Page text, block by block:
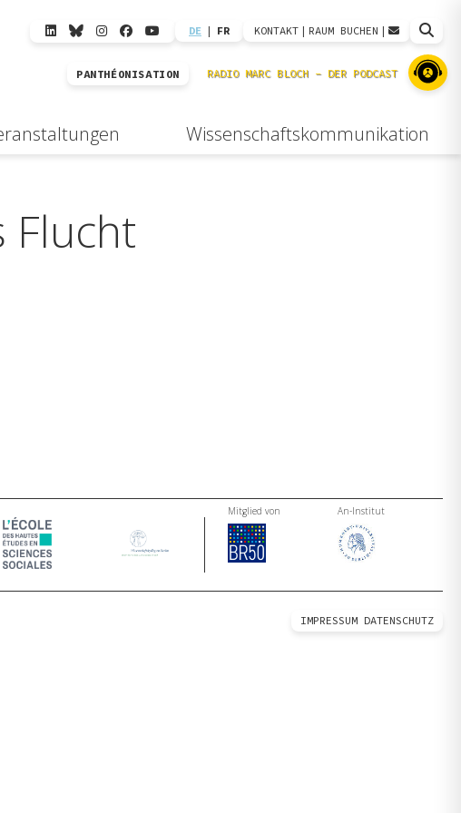
DE | FR KONTAKT | RAUM BUCHEN |
PANTHÉONISATION
Wissenschaftskommunikation
Flucht
Mitglied von An-Institut
IMPRESSUM DATENSCHUTZ